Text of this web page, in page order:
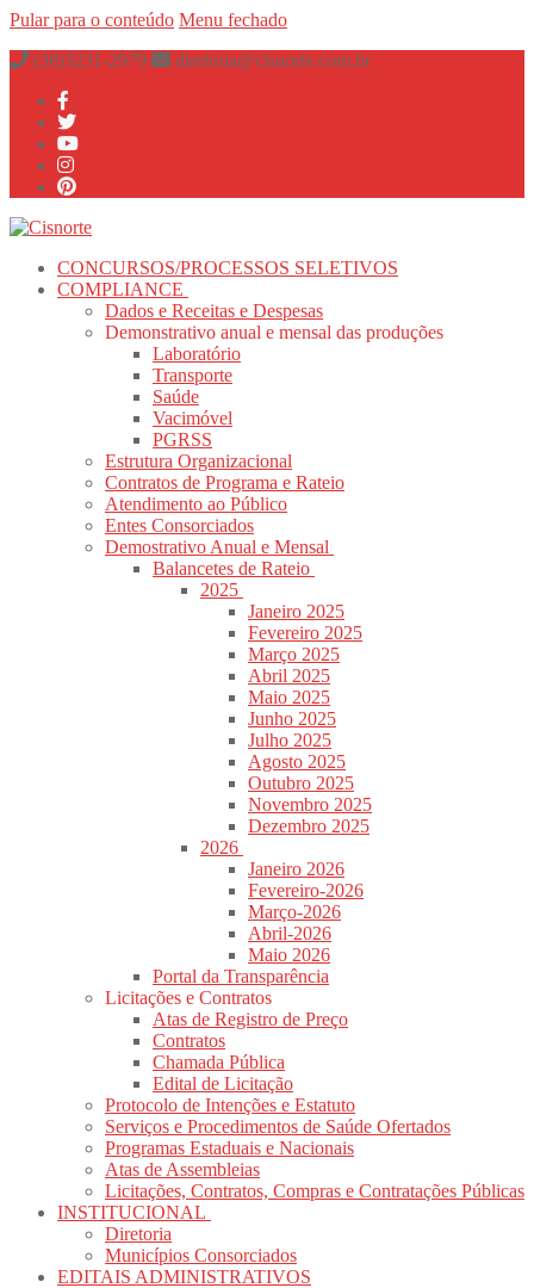
Pular para o conteúdo Menu fechado
(38)3231-2979
diretoria@cisnorte.com.br
CONCURSOS/PROCESSOS SELETIVOS
COMPLIANCE
Dados e Receitas e Despesas
Demonstrativo anual e mensal das produções
Laboratório
Transporte
Saúde
Vacimóvel
PGRSS
Estrutura Organizacional
Contratos de Programa e Rateio
Atendimento ao Público
Entes Consorciados
Demostrativo Anual e Mensal
Balancetes de Rateio
2025
Janeiro 2025
Fevereiro 2025
Março 2025
Abril 2025
Maio 2025
Junho 2025
Julho 2025
Agosto 2025
Outubro 2025
Novembro 2025
Dezembro 2025
2026
Janeiro 2026
Fevereiro-2026
Março-2026
Abril-2026
Maio 2026
Portal da Transparência
Licitações e Contratos
Atas de Registro de Preço
Contratos
Chamada Pública
Edital de Licitação
Protocolo de Intenções e Estatuto
Serviços e Procedimentos de Saúde Ofertados
Programas Estaduais e Nacionais
Atas de Assembleias
Licitações, Contratos, Compras e Contratações Públicas
INSTITUCIONAL
Diretoria
Municípios Consorciados
EDITAIS ADMINISTRATIVOS